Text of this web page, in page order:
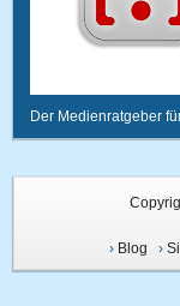
Der Medienratgeber
› Blog ›